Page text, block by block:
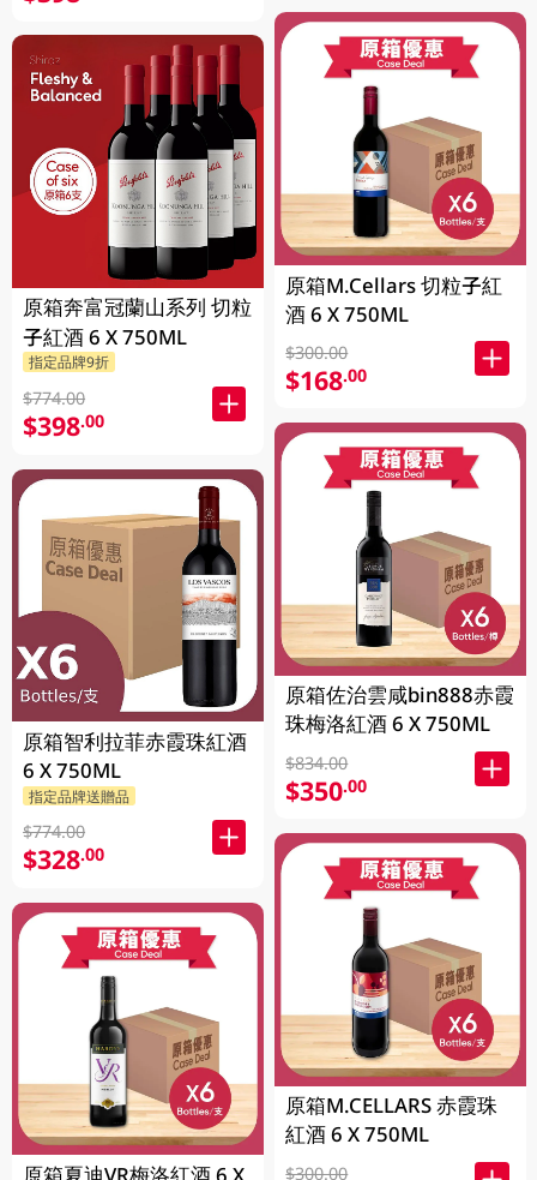
原箱奔富冠蘭山系列 切粒
子紅酒 6 X 750ML
指定品牌9折
$774.00
$398.00
原箱智利拉菲赤霞珠紅酒
6 X 750ML
指定品牌送贈品
$774.00
$328.00
原箱夏迪VR梅洛紅酒 6 X
原箱M.Cellars 切粒子紅
酒 6 X 750ML
$300.00
$168.00
原箱佐治雲咸bin888赤霞
珠梅洛紅酒 6 X 750ML
$834.00
$350.00
原箱M.CELLARS 赤霞珠
紅酒 6 X 750ML
$300.00